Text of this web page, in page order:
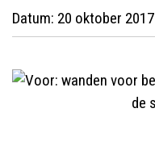
Datum: 20 oktober 2017